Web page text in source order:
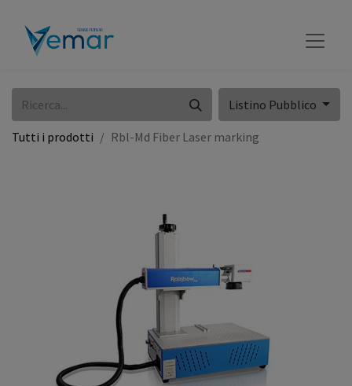
Listino Pubblico
Tutti i prodotti Rbl-Md Fiber Laser marking